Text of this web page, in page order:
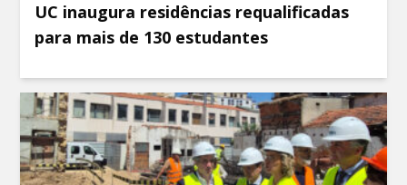
UC inaugura residências requalificadas
para mais de 130 estudantes